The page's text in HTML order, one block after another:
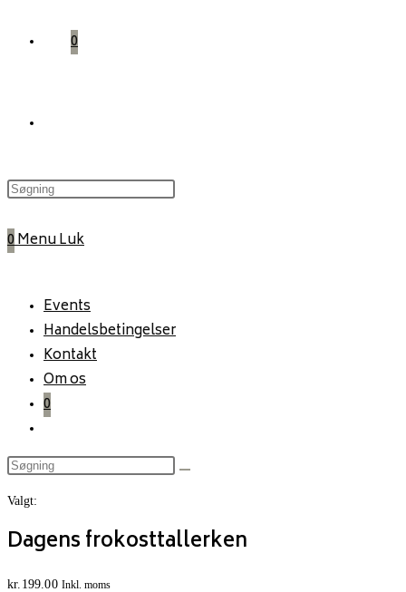
0
website
0MenuLuk
Events
Handelsbetingelser
Kontakt
Om os
0
website
search
Valgt:
Dagens frokosttallerken
kr. 199.00 Inkl. moms